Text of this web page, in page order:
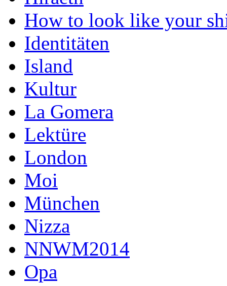
How to look like your
Identitäten
Island
Kultur
La Gomera
Lektüre
London
Moi
München
Nizza
NNWM2014
Opa